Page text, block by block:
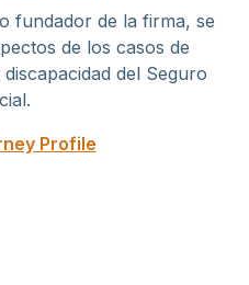
fundador de la firma, se
de los casos de
del Seguro
Profile